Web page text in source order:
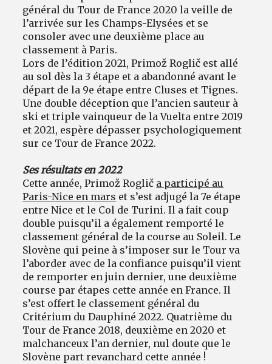
général du Tour de France 2020 la veille de
l’arrivée sur les Champs-Elysées et se
consoler avec une deuxième place au
classement à Paris.
Lors de l’édition 2021, Primož Roglič est allé
au sol dès la 3 étape et a abandonné avant le
départ de la 9e étape entre Cluses et Tignes.
Une double déception que l’ancien sauteur à
ski et triple vainqueur de la Vuelta entre 2019
et 2021, espère dépasser psychologiquement
sur ce Tour de France 2022.
Ses résultats en 2022
Cette année, Primož Roglič a participé au
Paris-Nice en mars et s’est adjugé la 7e étape
entre Nice et le Col de Turini. Il a fait coup
double puisqu’il a également remporté le
classement général de la course au Soleil. Le
Slovène qui peine à s’imposer sur le Tour va
l’aborder avec de la confiance puisqu’il vient
de remporter en juin dernier, une deuxième
course par étapes cette année en France. Il
s’est offert le classement général du
Critérium du Dauphiné 2022. Quatrième du
Tour de France 2018, deuxième en 2020 et
malchanceux l’an dernier, nul doute que le
Slovène part revanchard cette année !